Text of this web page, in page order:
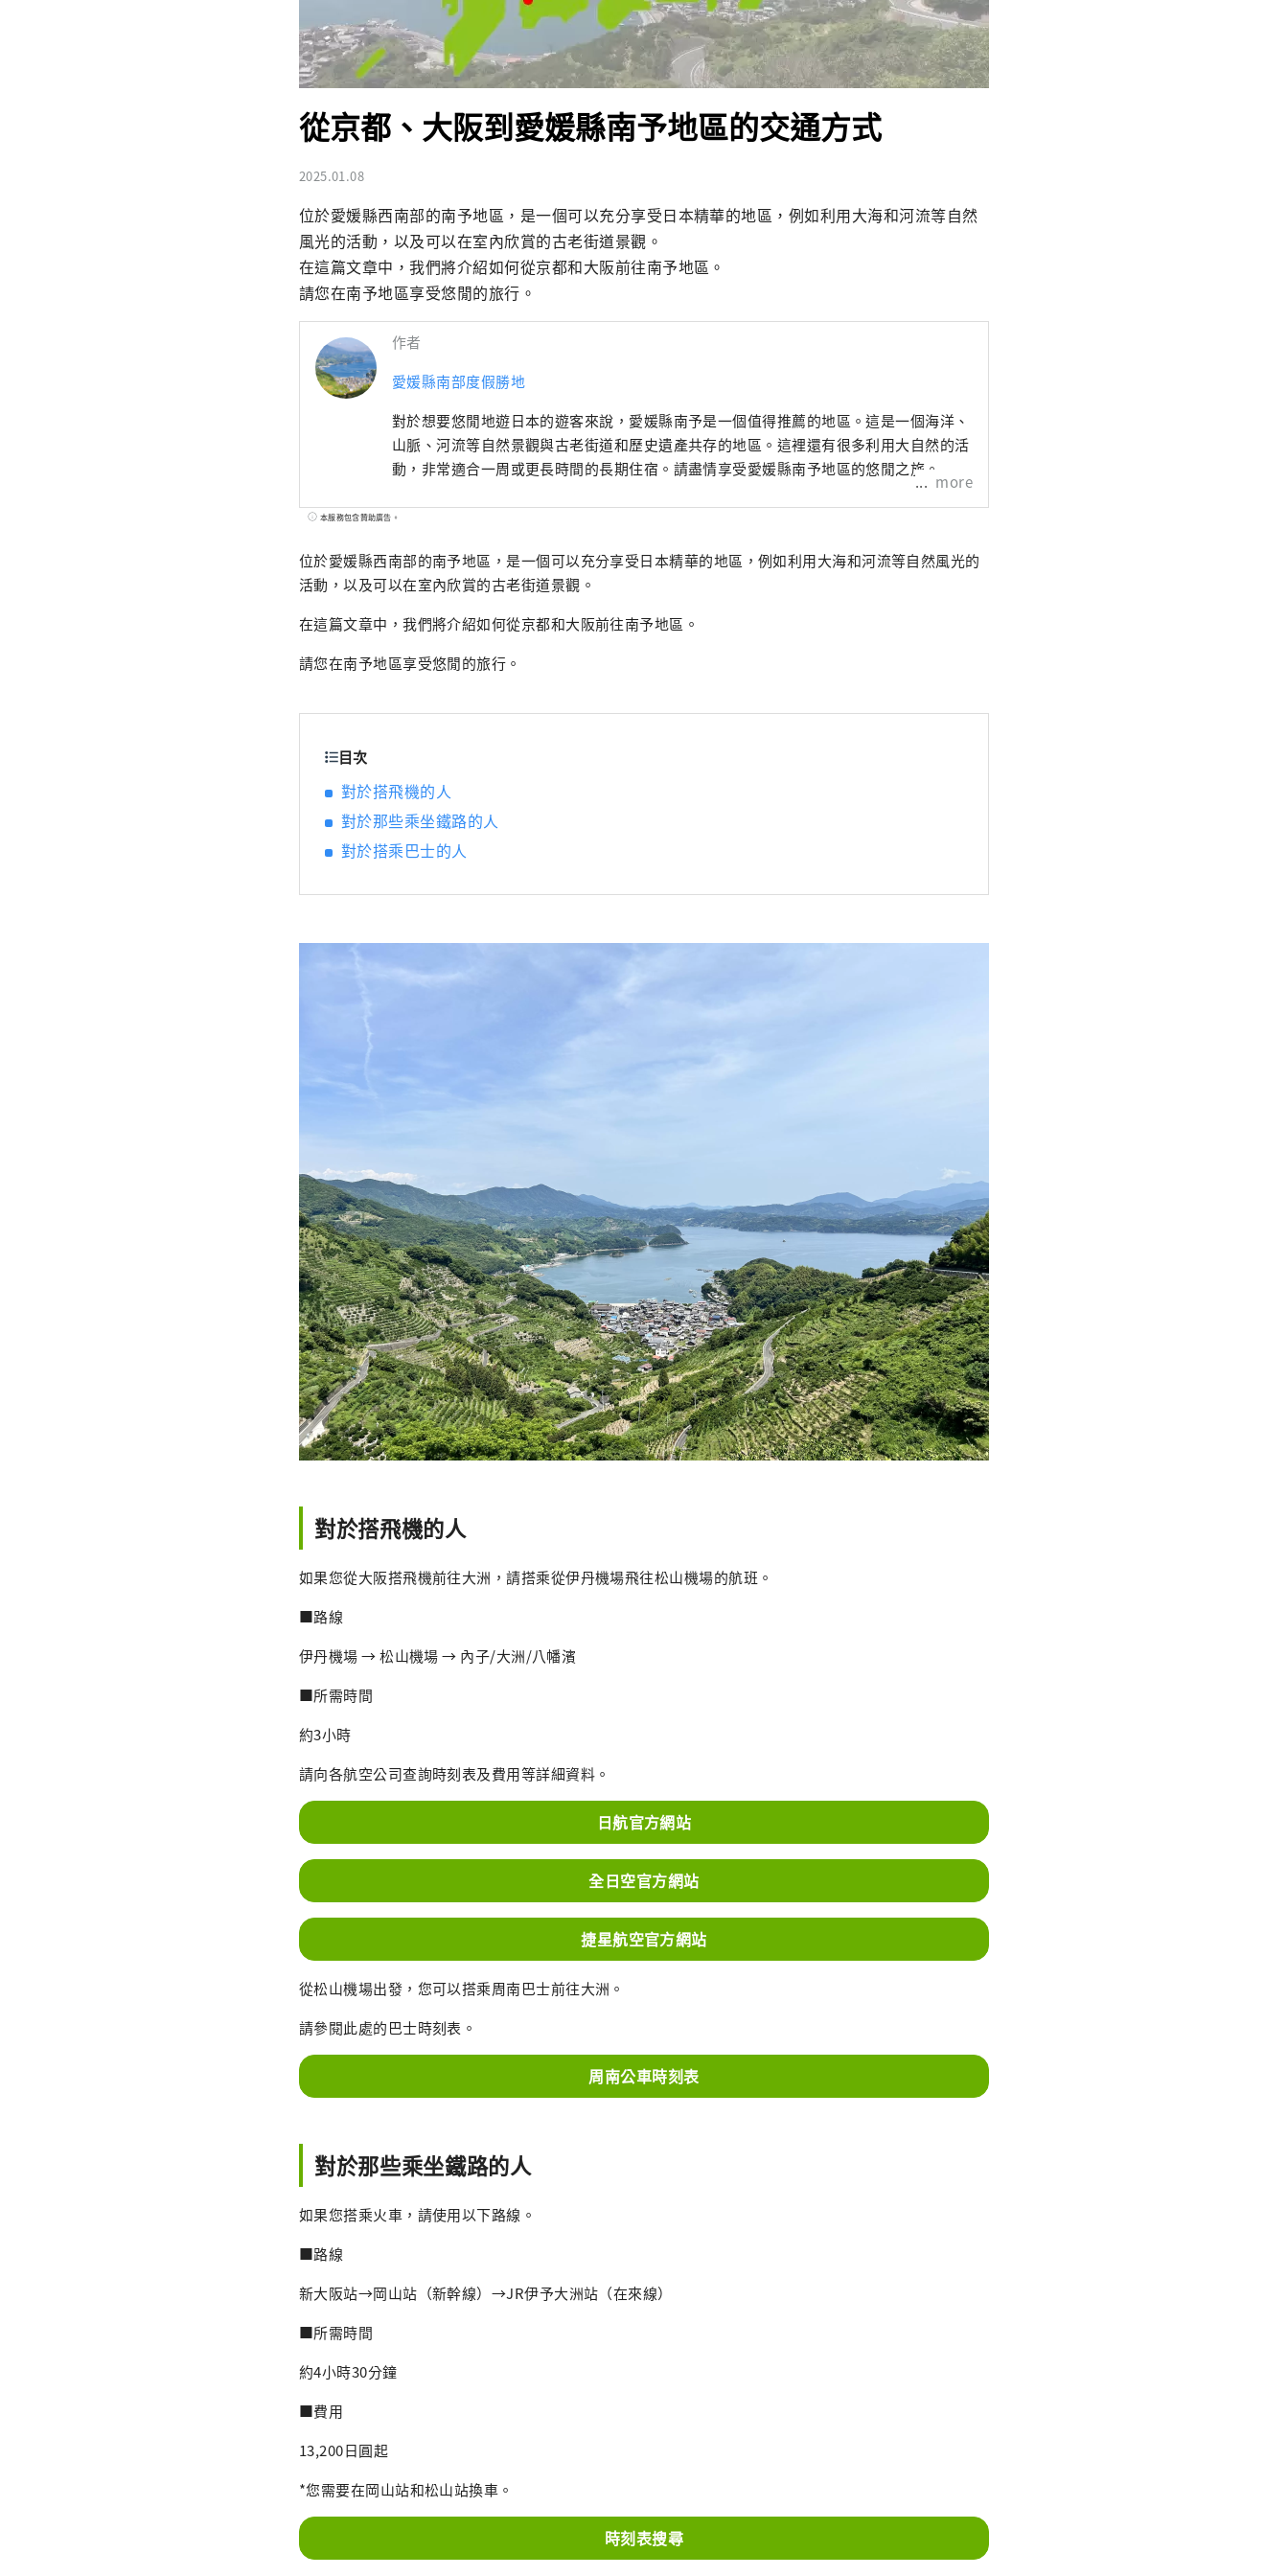
從京都、大阪到愛媛縣南予地區的交通方式
2025.01.08
位於愛媛縣西南部的南予地區，是一個可以充分享受日本精華的地區，例如利用大海和河流等自然
風光的活動，以及可以在室內欣賞的古老街道景觀。
在這篇文章中，我們將介紹如何從京都和大阪前往南予地區。
請您在南予地區享受悠閒的旅行。
作者
愛媛縣南部度假勝地
對於想要悠閒地遊日本的遊客來說，愛媛縣南予是一個值得推薦的地區。這是一個海洋、
山脈、河流等自然景觀與古老街道和歷史遺產共存的地區。這裡還有很多利用大自然的活
動，非常適合一周或更長時間的長期住宿。請盡情享受愛媛縣南予地區的悠閒之旅。
more
本服務包含贊助廣告。
位於愛媛縣西南部的南予地區，是一個可以充分享受日本精華的地區，例如利用大海和河流等自然風光的
活動，以及可以在室內欣賞的古老街道景觀。
在這篇文章中，我們將介紹如何從京都和大阪前往南予地區。
請您在南予地區享受悠閒的旅行。
目次
對於搭飛機的人
對於那些乘坐鐵路的人
對於搭乘巴士的人
對於搭飛機的人
如果您從大阪搭飛機前往大洲，請搭乘從伊丹機場飛往松山機場的航班。
■路線
伊丹機場 → 松山機場 → 內子/大洲/八幡濱
■所需時間
約3小時
請向各航空公司查詢時刻表及費用等詳細資料。
日航官方網站
全日空官方網站
捷星航空官方網站
從松山機場出發，您可以搭乘周南巴士前往大洲。
請參閱此處的巴士時刻表。
周南公車時刻表
對於那些乘坐鐵路的人
如果您搭乘火車，請使用以下路線。
■路線
新大阪站→岡山站（新幹線）→JR伊予大洲站（在來線）
■所需時間
約4小時30分鐘
■費用
13,200日圓起
*您需要在岡山站和松山站換車。
時刻表搜尋